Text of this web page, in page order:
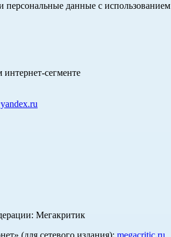
данные с
сегменте
Мегакритик